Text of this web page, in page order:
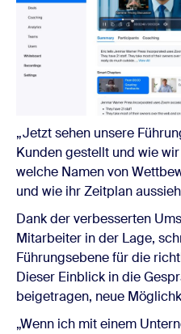
„Jetzt sehen unsere
Kunden gestellt und wie
welche Namen von
und wie ihr Zeitplan
Dank der verbesserten
Mitarbeiter in der Lage,
Führungsebene für die
Dieser Einblick in die
beigetragen, neue
„Wenn ich mit einem